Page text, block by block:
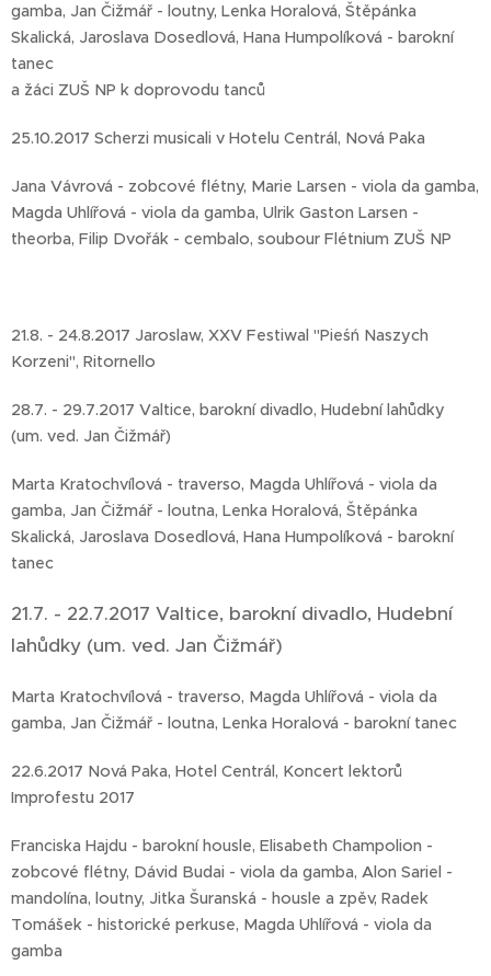
gamba, Jan Čižmář - loutny, Lenka Horalová, Štěpánka
Skalická, Jaroslava Dosedlová, Hana Humpolíková - barokní
tanec
a žáci ZUŠ NP k doprovodu tanců
25.10.2017 Scherzi musicali v Hotelu Centrál, Nová Paka
Jana Vávrová - zobcové flétny, Marie Larsen - viola da gamba,
Magda Uhlířová - viola da gamba, Ulrik Gaston Larsen -
theorba, Filip Dvořák - cembalo, soubour Flétnium ZUŠ NP
21.8. - 24.8.2017 Jaroslaw, XXV Festiwal "Pieśń Naszych
Korzeni", Ritornello
28.7. - 29.7.2017 Valtice, barokní divadlo, Hudební lahůdky
(um. ved. Jan Čižmář)
Marta Kratochvílová - traverso, Magda Uhlířová - viola da
gamba, Jan Čižmář - loutna, Lenka Horalová, Štěpánka
Skalická, Jaroslava Dosedlová, Hana Humpolíková - barokní
tanec
21.7. - 22.7.2017 Valtice, barokní divadlo, Hudební
lahůdky (um. ved. Jan Čižmář)
Marta Kratochvílová - traverso, Magda Uhlířová - viola da
gamba, Jan Čižmář - loutna, Lenka Horalová - barokní tanec
22.6.2017 Nová Paka, Hotel Centrál, Koncert lektorů
Improfestu 2017
Franciska Hajdu - barokní housle, Elisabeth Champolion -
zobcové flétny, Dávid Budai - viola da gamba, Alon Sariel -
mandolína, loutny, Jitka Šuranská - housle a zpěv, Radek
Tomášek - historické perkuse, Magda Uhlířová - viola da
gamba